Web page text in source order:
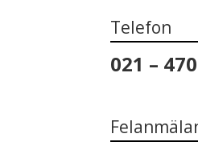
Telefon
021 –